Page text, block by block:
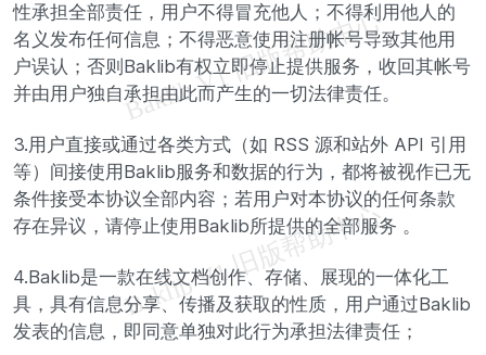
性承担全部责任，用户不得冒充他人；不得利用他人的
名义发布任何信息；不得恶意使用注册帐号导致其他用
户误认；否则Baklib有权立即停止提供服务，收回其帐号
并由用户独自承担由此而产生的一切法律责任。
3.用户直接或通过各类方式（如 RSS 源和站外 API 引用
等）间接使用Baklib服务和数据的行为，都将被视作已无
条件接受本协议全部内容；若用户对本协议的任何条款
存在异议，请停止使用Baklib所提供的全部服务 。
4.Baklib是一款在线文档创作、存储、展现的一体化工
具，具有信息分享、传播及获取的性质，用户通过Baklib
发表的信息，即同意单独对此行为承担法律责任；